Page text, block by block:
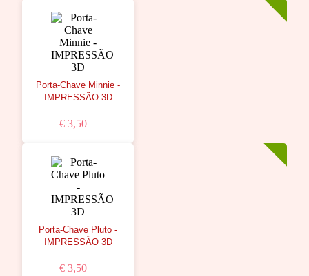
Porta-Chave Minnie -
IMPRESSÃO 3D
€ 3,50
Porta-Chave Pluto -
IMPRESSÃO 3D
€ 3,50